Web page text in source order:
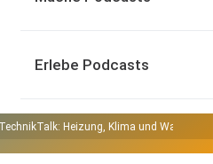
Erlebe Podcasts
Heizung, Klima und